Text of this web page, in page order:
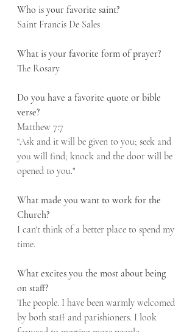
Saint Francis De Sales
The Rosary
Do you have a favorite quote or bible
Matthew 7:7
“Ask and it will be given to you; seek and
you will find; knock and the door will be
opened to you."
What made you want to work for the
I can't think of a better place to spend my
time.
What excites you the most about being
on staff?
The people. I have been warmly welcomed
by both staff and parishioners. I look